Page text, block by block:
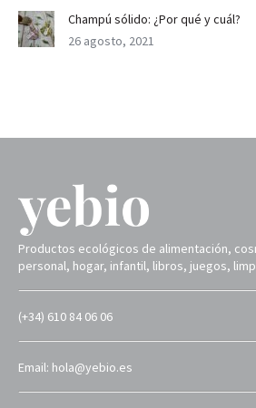
Champú sólido: ¿Por qué y cuál?
26 agosto, 2021
Productos ecológicos de alimentación,
personal, hogar, infantil, libros, juegos,
(+34) 610 84 06 06
Email: hola@yebio.es